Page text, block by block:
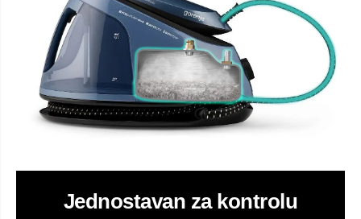
Jednostavan za kontrolu